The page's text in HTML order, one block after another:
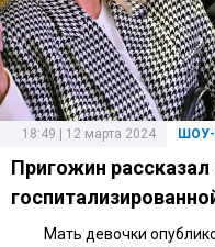
18:49 | 12 марта 2024
Пригожин рассказал
Мать девочки